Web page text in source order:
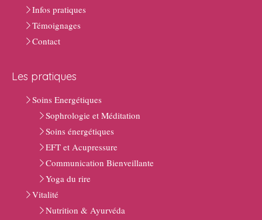
Infos pratiques
Témoignages
Contact
Les pratiques
Soins Energétiques
Sophrologie et Méditation
Soins énergétiques
EFT et Acupressure
Communication Bienveillante
Yoga du rire
Vitalité
Nutrition & Ayurvéda